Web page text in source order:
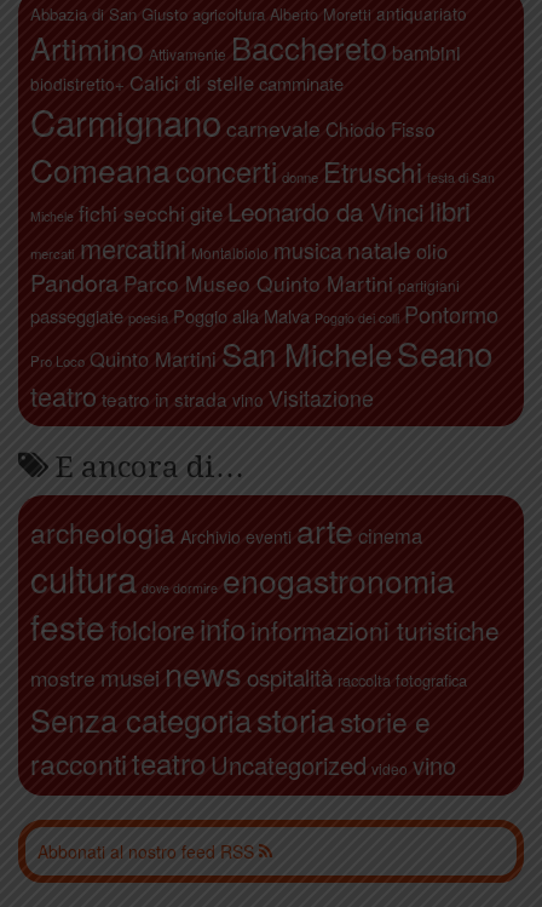
Abbazia di San Giusto agricoltura Alberto Moretti antiquariato
Artimino Attivamente Bacchereto bambini
biodistretto+ Calici di stelle camminate
Carmignano carnevale Chiodo Fisso
Comeanaconcerti donne Etruschi festa di San
Michele fichi secchi gite Leonardo da Vinci libri
mercati mercatini Montalbiolo musica natale olio
Pandora Parco Museo Quinto Martini partigiani
passeggiate poesia Poggio alla Malva Poggio dei colli Pontormo
Pro Loco Quinto Martini San MicheleSeano
teatro teatro in strada vino Visitazione
E ancora di…
archeologia Archivio eventi arte cinema
cultura dove dormire enogastronomia
festefolcloreinfo informazioni turistiche
mostre musei news ospitalità raccolta fotografica
Senza categoriastoriastorie e
raccontiteatro Uncategorized video vino
Abbonati al nostro feed RSS